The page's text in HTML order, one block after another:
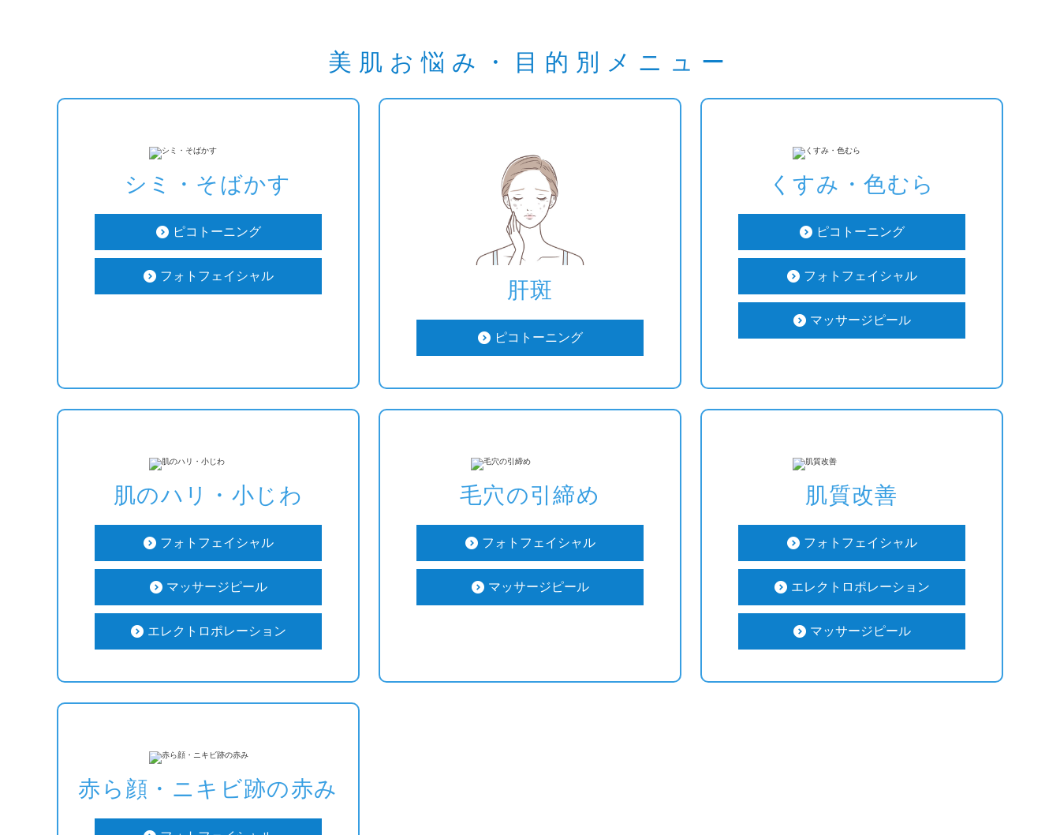
美肌お悩み・目的別メニュー
シミ・そばかす
ピコトーニング
フォトフェイシャル
肝斑
ピコトーニング
くすみ・色むら
ピコトーニング
フォトフェイシャル
マッサージピール
肌のハリ・小じわ
フォトフェイシャル
マッサージピール
エレクトロポレーション
毛穴の引締め
フォトフェイシャル
マッサージピール
肌質改善
フォトフェイシャル
エレクトロポレーション
マッサージピール
赤ら顔・ニキビ跡の赤み